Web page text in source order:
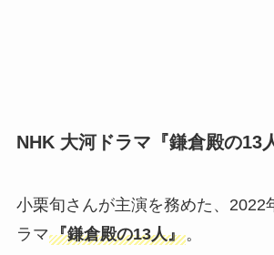
NHK 大河ドラマ『鎌倉殿の13
小栗旬さんが主演を務めた、2022
ラマ『鎌倉殿の13人』。